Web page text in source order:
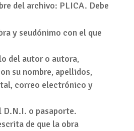
del archivo: PLICA. Debe
y seudónimo con el que
del autor o autora,
su nombre, apellidos,
correo electrónico y
D.N.I. o pasaporte.
de que la obra